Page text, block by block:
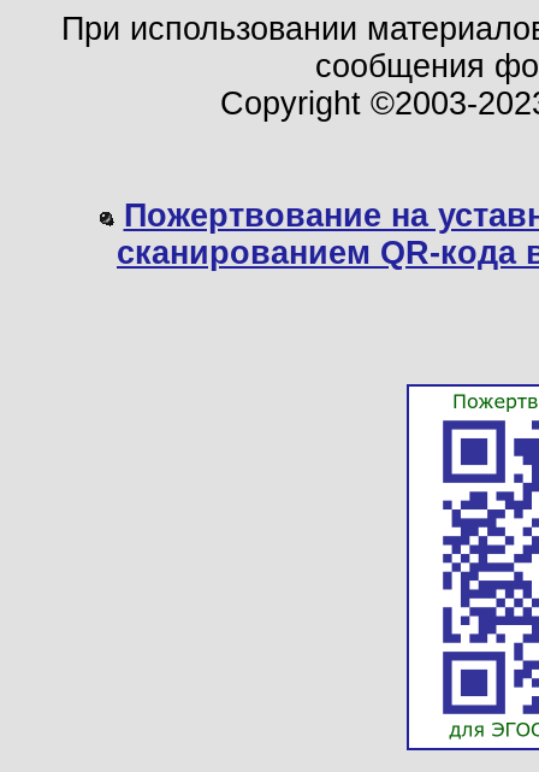
При использовании
сообщения
Copyright ©2003-
Пожертвование на
сканированием QR-